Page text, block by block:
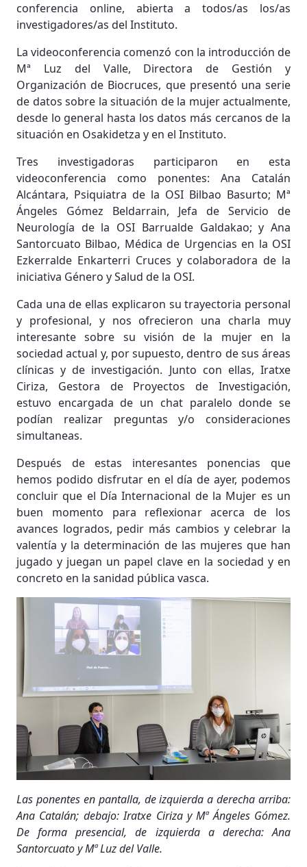
conferencia online, abierta a todos/as los/as
investigadores/as del Instituto.
La videoconferencia comenzó con la introducción de
Mª Luz del Valle, Directora de Gestión y
Organización de Biocruces, que presentó una serie
de datos sobre la situación de la mujer actualmente,
desde lo general hasta los datos más cercanos de la
situación en Osakidetza y en el Instituto.
Tres investigadoras participaron en esta
videoconferencia como ponentes: Ana Catalán
Alcántara, Psiquiatra de la OSI Bilbao Basurto; Mª
Ángeles Gómez Beldarrain, Jefa de Servicio de
Neurología de la OSI Barrualde Galdakao; y Ana
Santorcuato Bilbao, Médica de Urgencias en la OSI
Ezkerralde Enkarterri Cruces y colaboradora de la
iniciativa Género y Salud de la OSI.
Cada una de ellas explicaron su trayectoria personal
y profesional, y nos ofrecieron una charla muy
interesante sobre su visión de la mujer en la
sociedad actual y, por supuesto, dentro de sus áreas
clínicas y de investigación. Junto con ellas, Iratxe
Ciriza, Gestora de Proyectos de Investigación,
estuvo encargada de un chat paralelo donde se
podían realizar preguntas y/o consideraciones
simultaneas.
Después de estas interesantes ponencias que
hemos podido disfrutar en el día de ayer, podemos
concluir que el Día Internacional de la Mujer es un
buen momento para reflexionar acerca de los
avances logrados, pedir más cambios y celebrar la
valentía y la determinación de las mujeres que han
jugado y juegan un papel clave en la sociedad y en
concreto en la sanidad pública vasca.
Las ponentes en pantalla, de izquierda a derecha arriba:
Ana Catalán; debajo: Iratxe Ciriza y Mª Ángeles Gómez.
De forma presencial, de izquierda a derecha: Ana
Santorcuato y Mª Luz del Valle.